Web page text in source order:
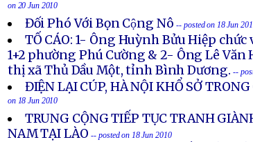
on 20 Jun 2010
Đối Phó Với Bọn Cộng Nô -- posted on 18 Jun
TỐ CÁO: 1- Ông Huỳnh Bửu Hiệp
1+2 phường Phú Cường & 2- Ông Lê
thị xã Thủ Dầu Một, tỉnh Bình Dương. --
ĐIỆN LẠI CÚP, HÀ NỘI KHỔ SỞ
on 18 Jun 2010
TRUNG CỘNG TIẾP TỤC TRANH
NAM TẠI LÀO -- posted on 18 Jun 2010